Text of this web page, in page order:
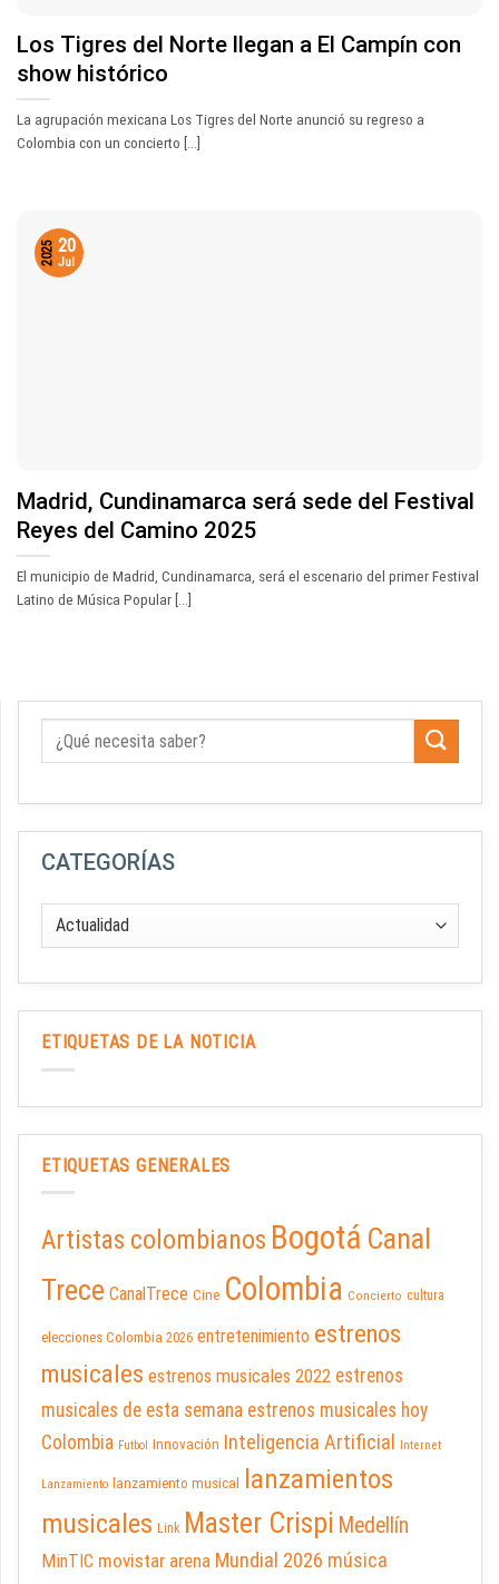
Los Tigres del Norte llegan a El Campín con
show histórico
La agrupación mexicana Los Tigres del Norte anunció su regreso a
Colombia con un concierto [...]
Madrid, Cundinamarca será sede del Festival
Reyes del Camino 2025
El municipio de Madrid, Cundinamarca, será el escenario del primer Festival
Latino de Música Popular [...]
20
Jul
2025
CATEGORÍAS
ETIQUETAS DE LA NOTICIA
ETIQUETAS GENERALES
Artistas colombianos Bogotá Canal
Trece CanalTrece Cine Colombia Concierto cultura
elecciones Colombia 2026 entretenimiento estrenos
musicales estrenos musicales 2022 estrenos
musicales de esta semana estrenos musicales hoy
Colombia Futbol Innovación Inteligencia Artificial Internet
Lanzamiento lanzamiento musical
lanzamientos
musicales Link Master Crispi Medellín
MinTIC movistar arena Mundial 2026 música